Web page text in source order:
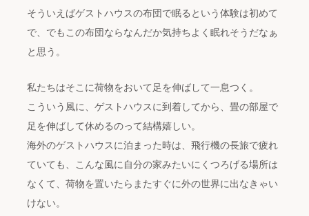
そういえばゲストハウスの布団で眠るという体験は初めて
で、でもこの布団ならなんだか気持ちよく眠れそうだなぁ
と思う。
私たちはそこに荷物をおいて足を伸ばして一息つく。
こういう風に、ゲストハウスに到着してから、畳の部屋で
足を伸ばして休めるのって結構嬉しい。
海外のゲストハウスに泊まった時は、飛行機の長旅で疲れ
ていても、こんな風に自分の家みたいにくつろげる場所は
なくて、荷物を置いたらまたすぐに外の世界に出なきゃい
けない。